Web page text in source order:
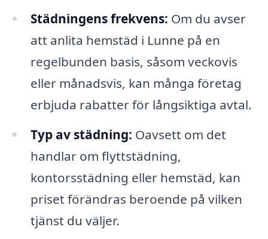
Städningens frekvens: Om du avser
att anlita hemstäd i Lunne på en
regelbunden basis, såsom veckovis
eller månadsvis, kan många företag
erbjuda rabatter för långsiktiga avtal.
Typ av städning: Oavsett om det
handlar om flyttstädning,
kontorsstädning eller hemstäd, kan
priset förändras beroende på vilken
tjänst du väljer.